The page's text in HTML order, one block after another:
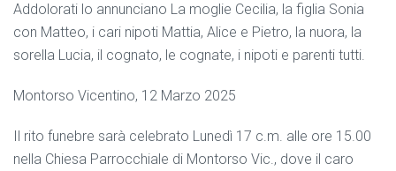
Addolorati lo annunciano La moglie Cecilia, la figlia Sonia
con Matteo, i cari nipoti Mattia, Alice e Pietro, la nuora, la
sorella Lucia, il cognato, le cognate, i nipoti e parenti tutti.
Montorso Vicentino, 12 Marzo 2025
Il rito funebre sarà celebrato Lunedì 17 c.m. alle ore 15.00
nella Chiesa Parrocchiale di Montorso Vic., dove il caro